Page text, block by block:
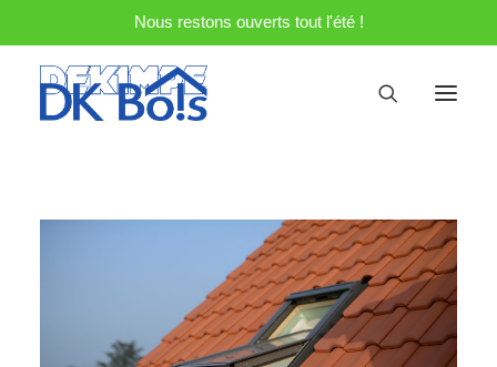
Nous restons ouverts tout l'été !